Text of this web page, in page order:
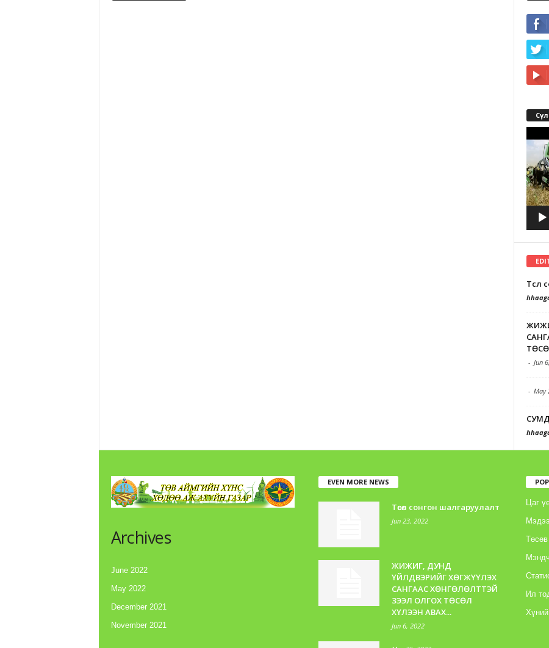
Player
- Jun
- May
Archives
June 2022
May 2022
December 2021
November 2021
EVEN MORE NEWS
Төсөл сонгон шалгаруулалт
Jun 23, 2022
ЖИЖИГ, ДУНД
ҮЙЛДВЭРИЙГ ХӨГЖҮҮЛЭХ
САНГААС ХӨНГӨЛӨЛТТЭЙ
ЗЭЭЛ ОЛГОХ ТӨСӨЛ
ХҮЛЭЭН АВАХ...
Jun 6, 2022
Цаг
Ил